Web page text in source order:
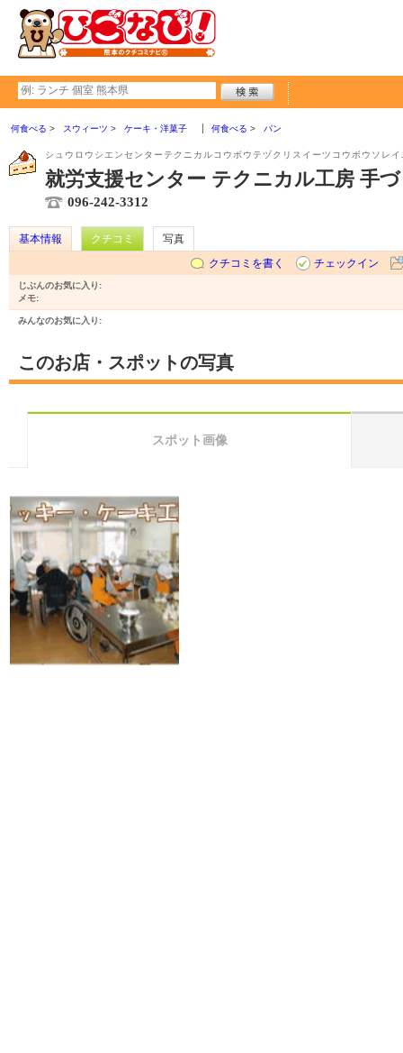
何食べる スウィーツ ケーキ・洋菓子 何食べる パン
シュウロウシエンセンターテクニカルコウボウテヅクリスイーツコウボウソレイ
就労支援センター テクニカル工房 手
096-242-3312
基本情報 クチコミ
写真
クチコミを書く
チェックイン
じぶんのお気に入り:
メモ:
みんなのお気に入り:
このお店・スポットの写真
スポット画像